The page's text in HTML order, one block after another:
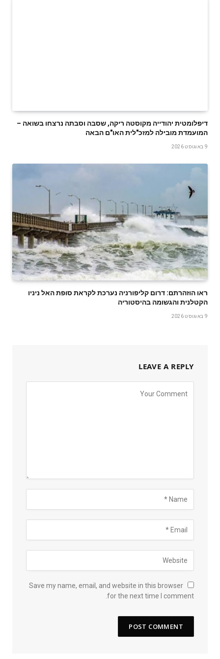
דיפלומטית יהודייה מקוסטה ריקה, שסבה וסבתה נרצחו בשואה –
המועמדת מובילה למזכ"לית האו"ם הבאה
9 באוגוסט 2026
ראו הוזהרתם: דרום קליפורניה נערכת לקראת סופת האל ניניו
הקטלנית והגשומה בהיסטוריה
9 באוגוסט 2026
LEAVE A REPLY
Save my name, email, and website in this browser
for the next time I comment.